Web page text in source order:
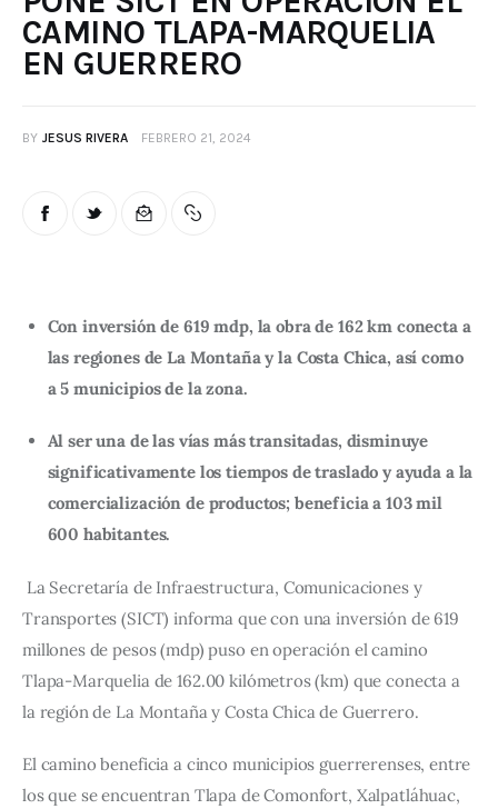
CAMINO TLAPA-MARQUELIA
EN GUERRERO
BY JESUS RIVERA FEBRERO 21, 2024
Con inversión de 619 mdp, la obra de 162 km conecta a
las regiones de La Montaña y la Costa Chica, así como
a 5 municipios de la zona.
Al ser una de las vías más transitadas, disminuye
significativamente los tiempos de traslado y ayuda a la
comercialización de productos; beneficia a 103 mil
600 habitantes.
La Secretaría de Infraestructura, Comunicaciones y
Transportes (SICT) informa que con una inversión de 619
millones de pesos (mdp) puso en operación el camino
Tlapa-Marquelia de 162.00 kilómetros (km) que conecta a
la región de La Montaña y Costa Chica de Guerrero.
El camino beneficia a cinco municipios guerrerenses, entre
los que se encuentran Tlapa de Comonfort, Xalpatláhuac,